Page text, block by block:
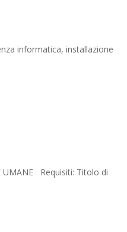
informatica, installazione
UMANE Requisiti: Titolo di